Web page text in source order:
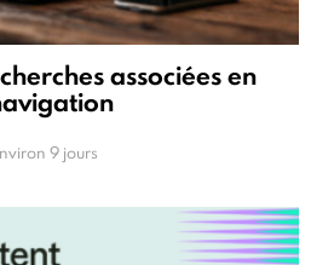
associées en
9 jours